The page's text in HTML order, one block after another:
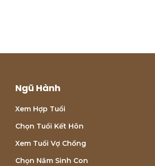
Ngũ Hành
Xem Hợp Tuổi
Chọn Tuổi Kết Hôn
Xem Tuổi Vợ Chồng
Chọn Năm Sinh Con